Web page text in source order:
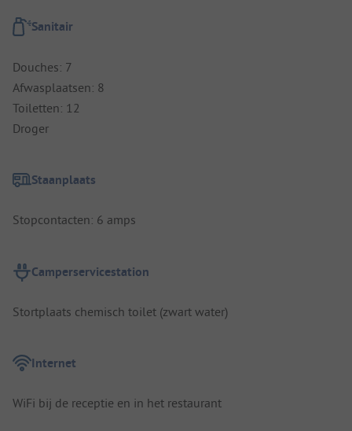
Sanitair
Douches: 7
Afwasplaatsen: 8
Toiletten: 12
Droger
Staanplaats
Stopcontacten: 6 amps
Camperservicestation
Stortplaats chemisch toilet (zwart water)
Internet
WiFi bij de receptie en in het restaurant